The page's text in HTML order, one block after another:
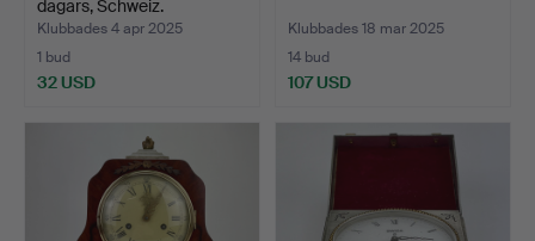
dagars, Schweiz.
Klubbades 4 apr 2025
1 bud
32 USD
Klubbades 18 mar 2025
14 bud
107 USD